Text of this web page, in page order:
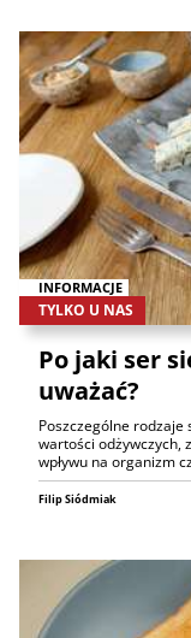
INFORMACJE
TYLKO U NAS
Po jaki ser
uważać?
Poszczególne
wartości odżywczych,
wpływu na organizm
Filip Siódmiak